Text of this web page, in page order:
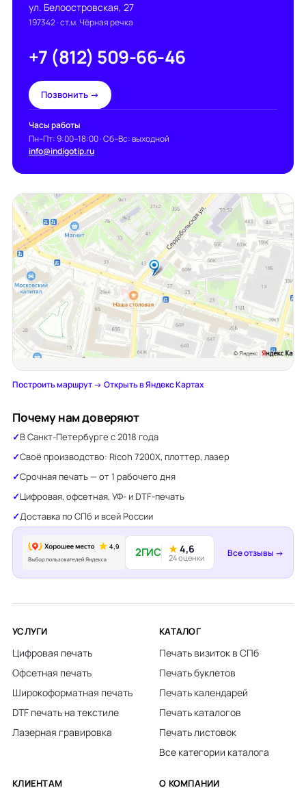
ул. Белоостровская, 27
197342· ст.м. Чёрная речка
+7 (812) 509-66-46
Позвонить →
Часы работы
Пн–Пт: 9:00–18:00 · Сб–Вс: выходной
info@indigotip.ru
Построить маршрут →·Открыть в Яндекс Картах
Почему нам доверяют
В Санкт-Петербурге с 2018 года
Своё производство: Ricoh 7200X, плоттер, лазер
Срочная печать — от 1 рабочего дня
Цифровая, офсетная, УФ- и DTF-печать
Доставка по СПб и всей России
2ГИС ★4,6
24 оценки Все отзывы →
УСЛУГИ
Цифровая печать
Офсетная печать
Широкоформатная печать
DTF печать на текстиле
Лазерная гравировка
КАТАЛОГ
Печать визиток в СПб
Печать буклетов
Печать календарей
Печать каталогов
Печать листовок
Все категории каталога
КЛИЕНТАМ О КОМПАНИИ